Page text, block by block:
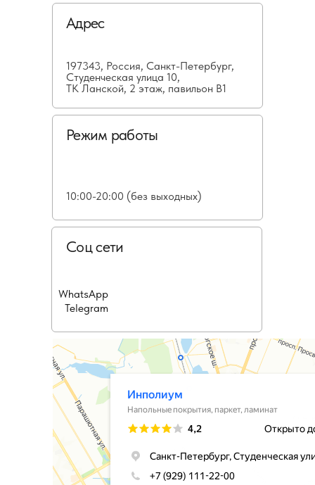
Адрес
197343, Россия, Санкт-Петербург,
Студенческая улица 10,
ТК Ланской, 2 этаж, павильон В1
Режим работы
10:00-20:00 (без выходных)
Соц сети
WhatsApp
Telegram